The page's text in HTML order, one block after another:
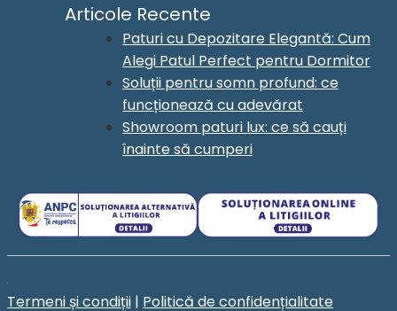
Articole Recente
Paturi cu Depozitare Elegantă: Cum
Alegi Patul Perfect pentru Dormitor
Soluții pentru somn profund: ce
funcționează cu adevărat
Showroom paturi lux: ce să cauți
înainte să cumperi
Termeni și condiții | Politică de confidențialitate